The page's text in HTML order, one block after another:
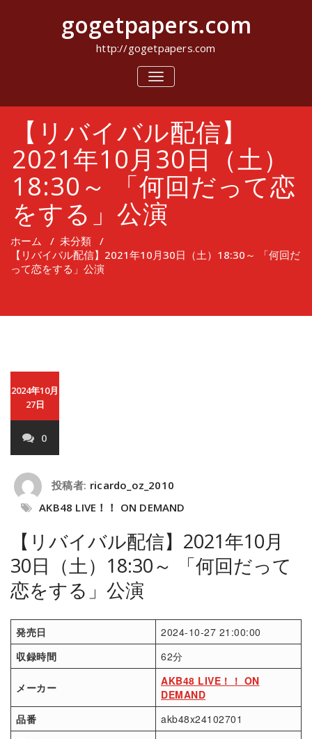
キ
gogetpapers.com
http://gogetpapers.com
ナ
ビ
シ
ョ
ン
を
切
り
替
え
【リバイバル配信】
2021年10月30日（土）
18:30～ 「何回だって恋
をする」公演
ホーム / 未分類 /
【リバイバル配信】2021年10月30日（土）18:30～ 「何回だ
って恋をする」公演
2024年10月
27日
0
投稿者: ricardo_oz_2010
AKB48 LIVE！！ ON DEMAND
【リバイバル配信】2021年10月
30日（土）18:30～ 「何回だって
恋をする」公演
発売日
2024-10-27 21:00:00
収録時間
62分
メーカー
AKB48 LIVE！！ ON
DEMAND
品番
akb48x24102701